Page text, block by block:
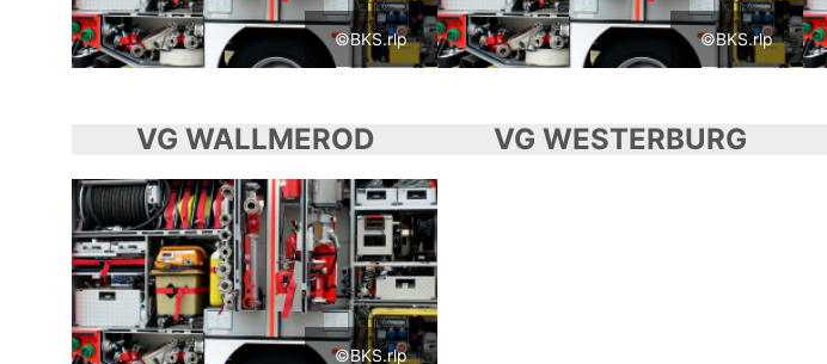
©BKS.rlp
VG WALLMEROD
©BKS.rlp
VG WESTERBURG
©BKS.rlp